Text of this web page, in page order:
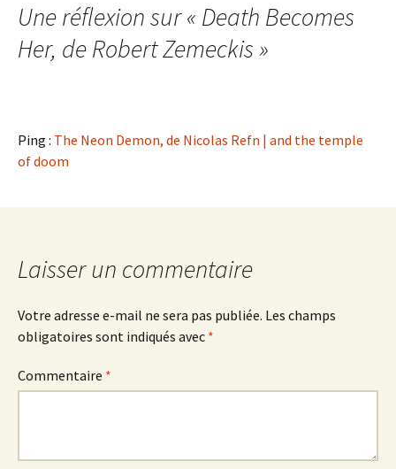
articles
Une réflexion sur « Death Becomes
Her, de Robert Zemeckis»
Ping : The Neon Demon, de Nicolas Refn | and the temple
of doom
Laisser un commentaire
Votre adresse e-mail ne sera pas publiée. Les champs
obligatoires sont indiqués avec *
Commentaire *